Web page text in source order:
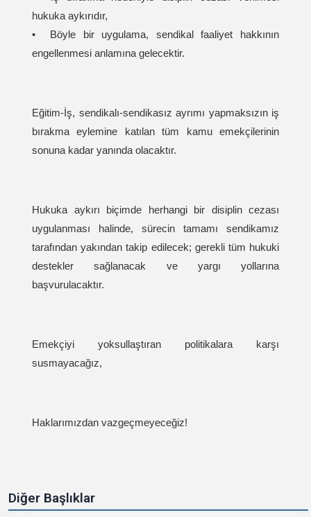
Diğer Başlıklar
hukuka aykırıdır,
•⁠ ⁠Böyle bir uygulama, sendikal faaliyet hakkının
engellenmesi anlamına gelecektir.
Eğitim-İş, sendikalı-sendikasız ayrımı yapmaksızın iş
bırakma eylemine katılan tüm kamu emekçilerinin
sonuna kadar yanında olacaktır.
Hukuka aykırı biçimde herhangi bir disiplin cezası
uygulanması halinde, sürecin tamamı sendikamız
tarafından yakından takip edilecek; gerekli tüm hukuki
destekler sağlanacak ve yargı yollarına
başvurulacaktır.
Emekçiyi yoksullaştıran politikalara karşı
susmayacağız,
Haklarımızdan vazgeçmeyeceğiz!